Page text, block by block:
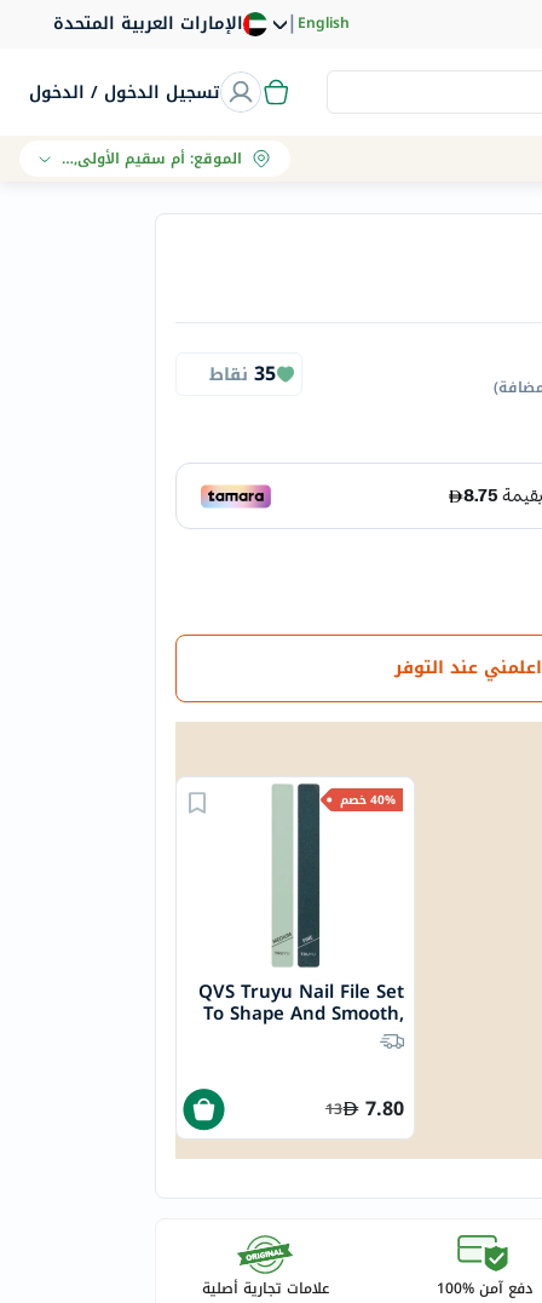
الإمارات العربية المتحدة |English
تسجيل الدخول / الدخول
الموقع:أم سقيم الأولى, دبي
)
35 نقاط
اعلمني عند التوفر
40% خصم
QVS Truyu Nail File Set
To Shape And Smooth,
Pack of 2's
7.80
13
دفع آمن %100 علامات تجارية أصلية